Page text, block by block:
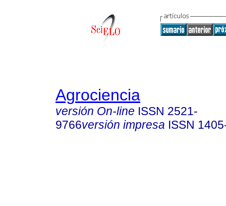
Agrociencia
versión On-line ISSN 2521-
9766versión impresa ISSN